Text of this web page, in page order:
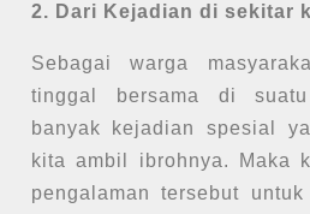
2. Dari Kejadian di sekitar
Sebagai warga
tinggal bersama di
banyak kejadian spesial
kita ambil ibrohnya. Maka
pengalaman tersebut